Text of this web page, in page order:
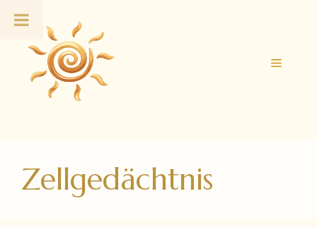
Inhalt
springen
Menü
Zellgedächtnis